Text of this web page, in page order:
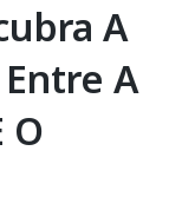
A
A
O